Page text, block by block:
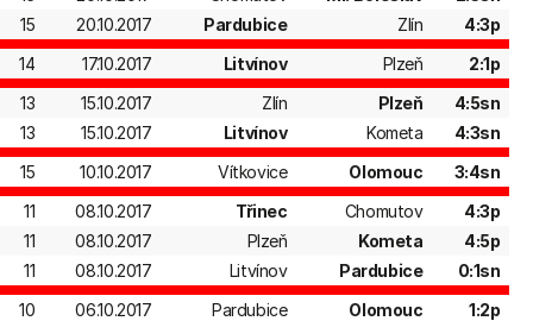
15
20.10.2017 Pardubice Zlín
4:3p
14
17.10.2017 Litvínov Plzeň
2:1p
13
15.10.2017 Zlín Plzeň
4:5sn
13
15.10.2017 Litvínov Kometa
4:3sn
15
10.10.2017 Vítkovice Olomouc
3:4sn
11
08.10.2017 Třinec Chomutov
4:3p
11
08.10.2017 Plzeň Kometa
4:5p
11
08.10.2017 Litvínov Pardubice
0:1sn
10
06.10.2017 Pardubice Olomouc
1:2p